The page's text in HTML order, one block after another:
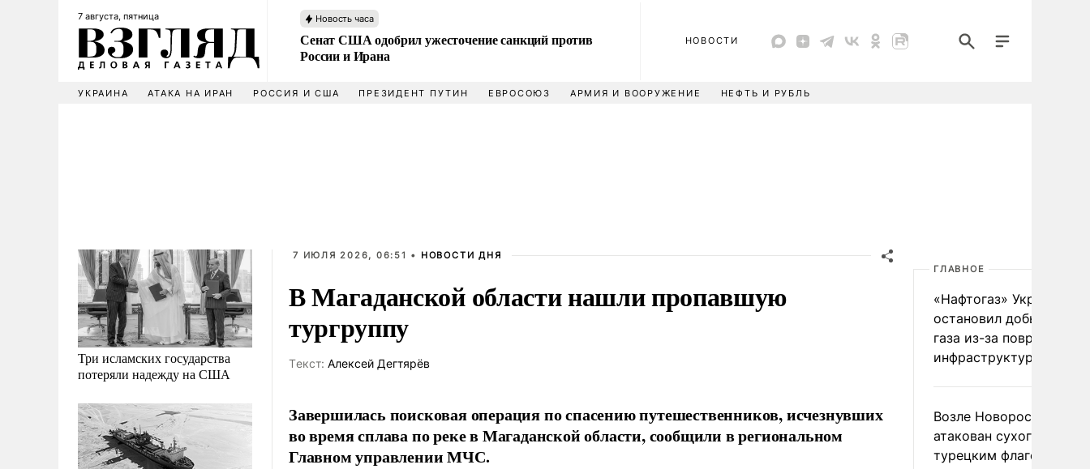
7 августа, пятница Новость часа
Сенат США одобрил ужесточение санкций против
России и Ирана
НОВОСТИ
УКРАИНА АТАКА НА ИРАН РОССИЯ И США ПРЕЗИДЕНТ ПУТИН ЕВРОСОЮЗ АРМИЯ И ВООРУЖЕНИЕ НЕФТЬ И РУБЛЬ
Три исламских государства
потеряли надежду на США
7 ИЮЛЯ 2026, 06:51 • НОВОСТИ ДНЯ
В Магаданской области нашли пропавшую
тургруппу
Tекст: Алексей Дегтярёв
Завершилась поисковая операция по спасению путешественников, исчезнувших
во время сплава по реке в Магаданской области, сообщили в региональном
Главном управлении МЧС.
ГЛАВНОЕ
«Нафтогаз» Украины
остановил добычу
газа из-за повреждения
инфраструктуры
Возле Новороссийска
атакован сухогруз под
турецким флагом